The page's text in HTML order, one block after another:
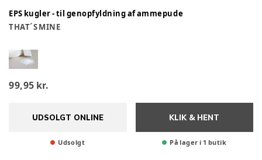
EPS kugler - til genopfyldning af ammepude
THAT´S MINE
99,95 kr.
UDSOLGT ONLINE
Udsolgt
KLIK & HENT
På lager i 1 butik